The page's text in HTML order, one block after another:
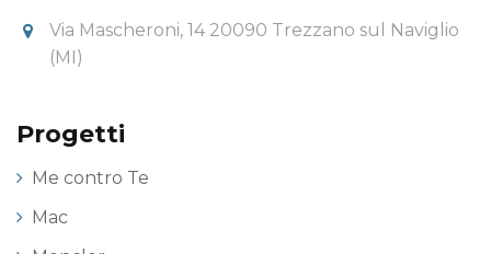
Via Mascheroni, 14 20090 Trezzano sul Naviglio
(MI)
Progetti
Me contro Te
Mac